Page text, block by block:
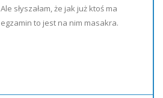
Ale słyszałam, że jak już ktoś ma
egzamin to jest na nim masakra.